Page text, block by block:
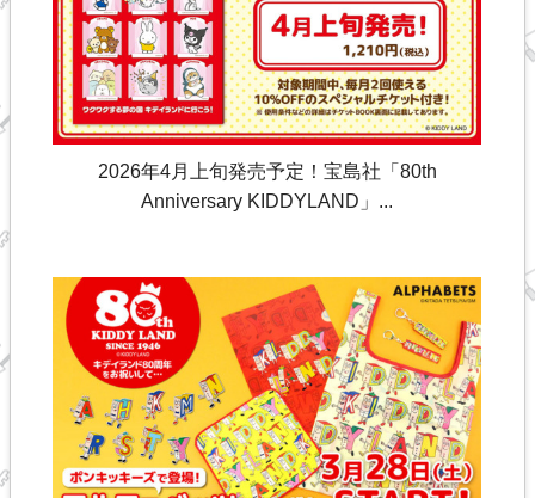
2026年4月上旬発売予定！宝島社「80th
Anniversary KIDDYLAND」...